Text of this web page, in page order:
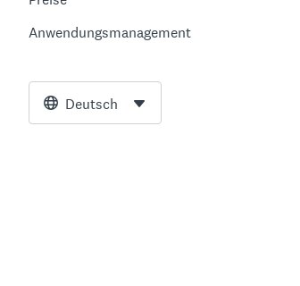
Anwendungsmanagement
Deutsch